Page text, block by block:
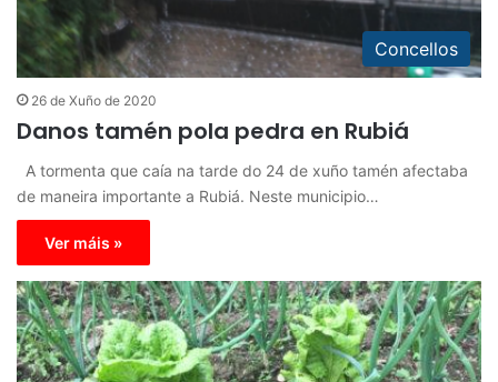
Concellos
26 de Xuño de 2020
Danos tamén pola pedra en Rubiá
A tormenta que caía na tarde do 24 de xuño tamén afectaba
de maneira importante a Rubiá. Neste municipio…
Ver máis »